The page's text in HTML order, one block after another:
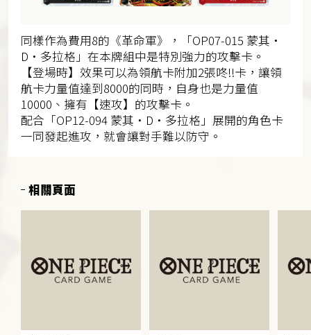
同樣作為費用8的《革命軍》，「OP07-015 蒙其・
D・多拉格」在本牌組中是特別強力的攻擊卡。
【登場時】效果可以為領航卡附加2張咚!!卡，讓領
航卡力量值達到8000的同時，自身也是力量值
10000、擁有【速攻】的攻擊卡。
配合「OP12-094 蒙其・D・多拉格」展開的角色卡
一同發起進攻，就會讓對手難以防守。
相關頁面